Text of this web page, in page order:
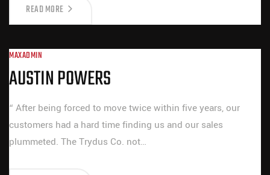
READ MORE
MAXADMIN
AUSTIN POWERS
“ After being forced to move twice within five years, our
customers had a hard time finding us and our sales
plummeted. The Trydus Co. not…